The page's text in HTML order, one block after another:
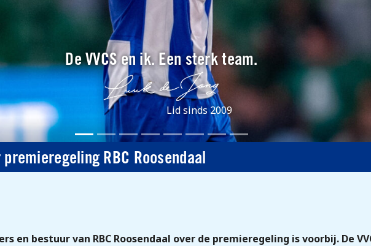
De VVCS en ik. Een sterk team.
Lid sinds 2009
RBC Roosendaal
en bestuur van RBC Roosendaal over de premieregeling is voorbij. De